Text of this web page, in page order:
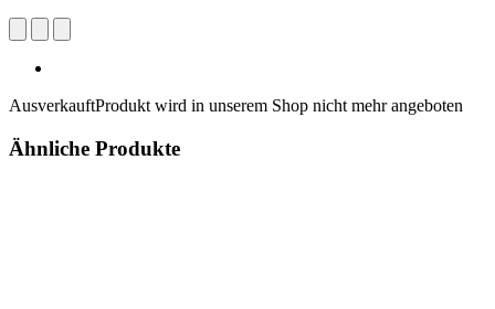
AusverkauftProdukt wird in unserem Shop nicht mehr angeboten
Ähnliche Produkte